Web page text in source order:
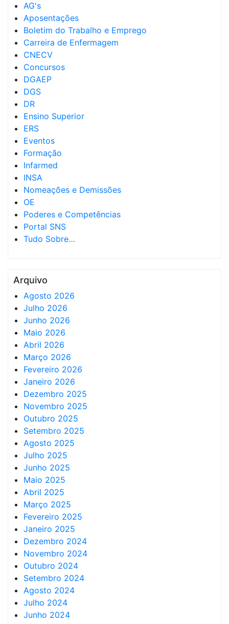
AG's
Aposentações
Boletim do Trabalho e Emprego
Carreira de Enfermagem
CNECV
Concursos
DGAEP
DGS
DR
Ensino Superior
ERS
Eventos
Formação
Infarmed
INSA
Nomeações e Demissões
OE
Poderes e Competências
Portal SNS
Tudo Sobre…
Arquivo
Agosto 2026
Julho 2026
Junho 2026
Maio 2026
Abril 2026
Março 2026
Fevereiro 2026
Janeiro 2026
Dezembro 2025
Novembro 2025
Outubro 2025
Setembro 2025
Agosto 2025
Julho 2025
Junho 2025
Maio 2025
Abril 2025
Março 2025
Fevereiro 2025
Janeiro 2025
Dezembro 2024
Novembro 2024
Outubro 2024
Setembro 2024
Agosto 2024
Julho 2024
Junho 2024